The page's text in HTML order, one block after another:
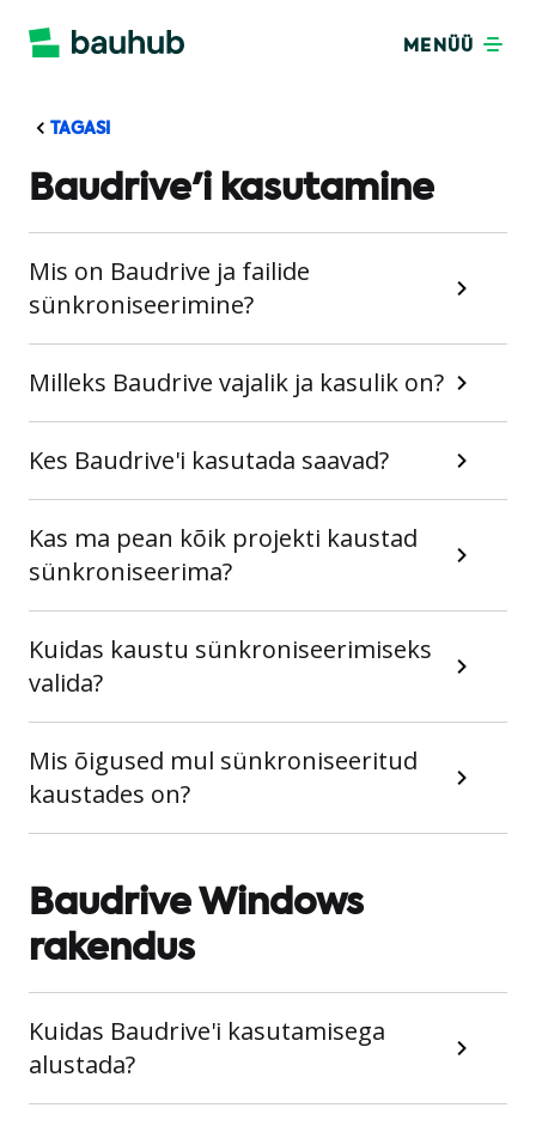
MENÜÜ
TAGASI
Baudrive'i kasutamine
Mis on Baudrive ja failide
sünkroniseerimine?
Milleks Baudrive vajalik ja kasulik on?
Kes Baudrive'i kasutada saavad?
Kas ma pean kõik projekti kaustad
sünkroniseerima?
Kuidas kaustu sünkroniseerimiseks
valida?
Mis õigused mul sünkroniseeritud
kaustades on?
Baudrive Windows
rakendus
Kuidas Baudrive'i kasutamisega
alustada?